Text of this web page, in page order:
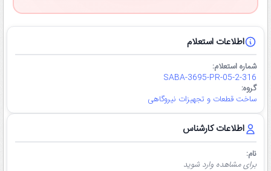
اطلاعات استعلام
شماره استعلام:
SABA-3695-PR-05-2-316
گروه:
ساخت قطعات و تجهیزات نیروگاهی
اطلاعات کارشناس
نام:
برای مشاهده وارد شوید